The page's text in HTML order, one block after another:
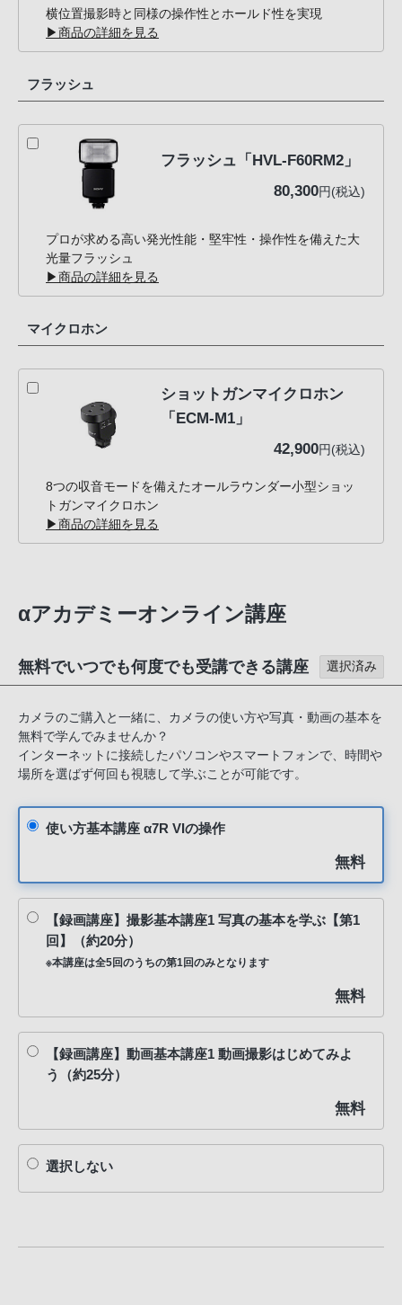
横位置撮影時と同様の操作性とホールド性を実現
▶商品の詳細を見る
フラッシュ
フラッシュ「HVL-F60RM2」
80,300円(税込)
プロが求める高い発光性能・堅牢性・操作性を備えた大
光量フラッシュ
▶商品の詳細を見る
マイクロホン
ショットガンマイクロホン
「ECM-M1」
42,900円(税込)
8つの収音モードを備えたオールラウンダー小型ショッ
トガンマイクロホン
▶商品の詳細を見る
αアカデミーオンライン講座
無料でいつでも何度でも受講できる講座 選択済み
カメラのご購入と一緒に、カメラの使い方や写真・動画の基本を
無料で学んでみませんか？
インターネットに接続したパソコンやスマートフォンで、時間や
場所を選ばず何回も視聴して学ぶことが可能です。
使い方基本講座 α7R VIの操作
無料
【録画講座】撮影基本講座1 写真の基本を学ぶ【第1
回】（約20分）
※本講座は全5回のうちの第1回のみとなります
無料
【録画講座】動画基本講座1 動画撮影はじめてみよ
う（約25分）
無料
選択しない